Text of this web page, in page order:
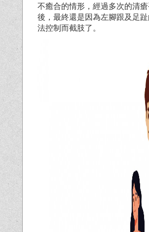
不癒合的情形，經過多次的清瘡
後，最終還是因為左腳跟及足
法控制而截肢了。